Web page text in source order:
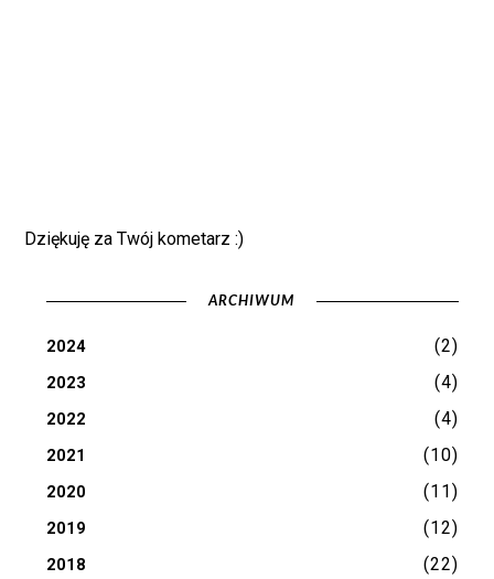
Dziękuję za Twój kometarz :)
ARCHIWUM
2024 (2)
2023 (4)
2022 (4)
2021 (10)
2020 (11)
2019 (12)
2018 (22)